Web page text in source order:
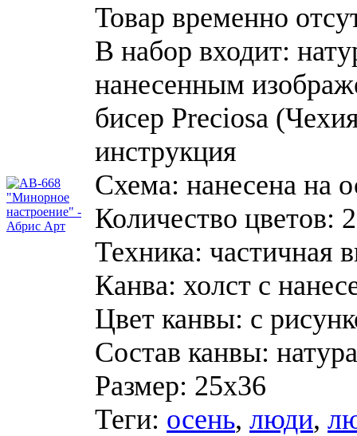
Товар временно
В набор входит:
нанесенным
бисер Preciosa
инструкция
Схема: нанесена на
Количество цветов:
Техника: частичная
Канва: холст с
Цвет канвы: с
Состав канвы:
Размер: 25х36
Теги: осень, люди,